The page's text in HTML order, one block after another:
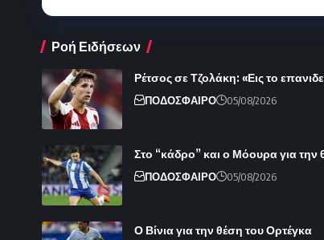
Ροή Ειδήσεων
Ρέτσος σε Τζολάκη: «Εις το
ΠΟΔΟΣΦΑΙΡΟ 05/08/2026
Στο “κάδρο” και ο Μόουρα για
ΠΟΔΟΣΦΑΙΡΟ 05/08/2026
Ο Βίνια για την θέση του Ορτέγκα